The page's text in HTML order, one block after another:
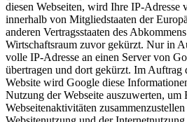
diesen Webseiten, wird Ihre IP-Adresse
innerhalb von Mitgliedstaaten der
anderen Vertragsstaaten des
Wirtschaftsraum zuvor gekürzt. Nur in
volle IP-Adresse an einen Server von
übertragen und dort gekürzt. Im Auftrag
Website wird Google diese
Nutzung der Webseite auszuwerten, um
Webseitenaktivitäten